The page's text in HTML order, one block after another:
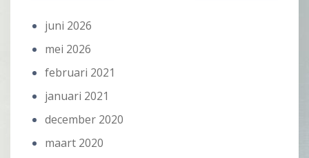
juni 2026
mei 2026
februari 2021
januari 2021
december 2020
maart 2020